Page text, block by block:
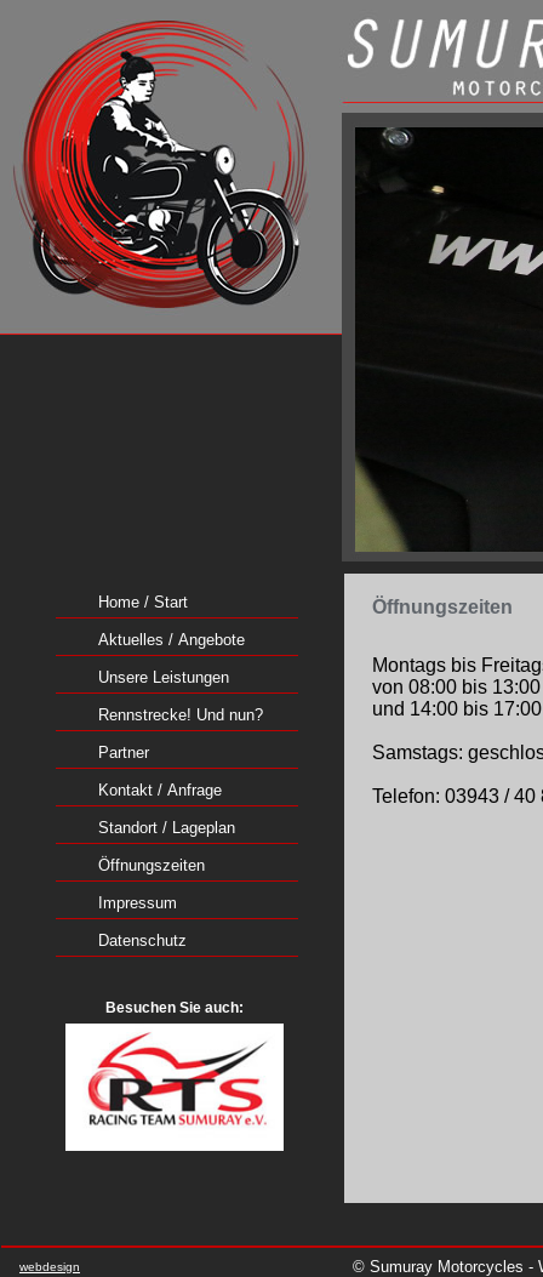
Home / Start
Aktuelles / Angebote
Unsere Leistungen
Rennstrecke! Und nun?
Partner
Kontakt / Anfrage
Standort / Lageplan
Öffnungszeiten
Impressum
Datenschutz
Besuchen Sie auch:
Öffnungszeiten
Montags bis
von 08:00 bis
und 14:00 bis
Samstags:
Telefon: 03943 / 40
webdesign © Sumuray Motorcycles -